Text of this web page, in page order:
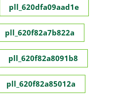
pll_620dfa09aad1e
pll_620f82a7b822a
pll_620f82a8091b8
pll_620f82a85012a